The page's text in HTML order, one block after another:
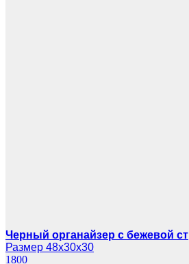
Черный органайзер с бежевой
Размер 48х30х30
1800